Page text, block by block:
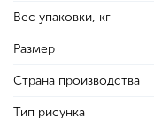
Вес упаковки, кг
Размер
Страна производства
Тип рисунка